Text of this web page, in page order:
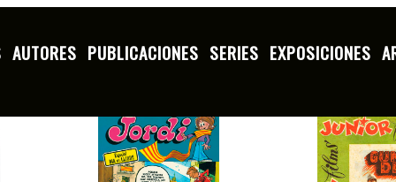
AUTORES PUBLICACIONES SERIES EXPOSICIONES
L M N O P R S T V